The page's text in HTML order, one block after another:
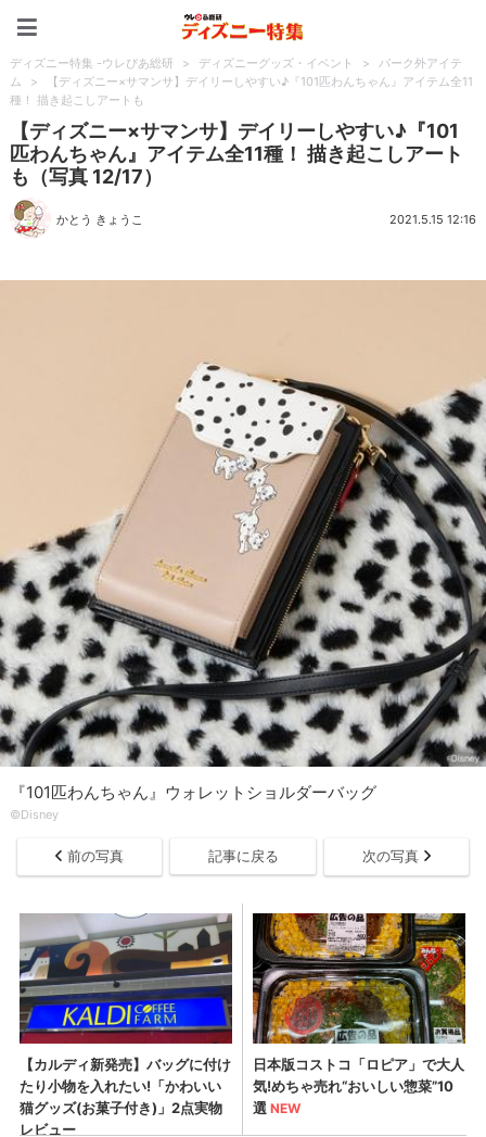
ディズニー特集 -ウレぴあ総研 > ディズニーグッズ・イベント >
パーク外アイテ
ム
>
【ディズニー×サマンサ】デイリーしやすい♪『101匹わんちゃん』アイテム全11
種！ 描き起こしアートも
【ディズニー×サマンサ】デイリーしやすい♪『101
匹わんちゃん』アイテム全11種！ 描き起こしアート
も（写真 12/17）
かとう きょうこ 2021.5.15 12:16
『101匹わんちゃん』ウォレットショルダーバッグ
©Disney
前の写真 記事に戻る 次の写真